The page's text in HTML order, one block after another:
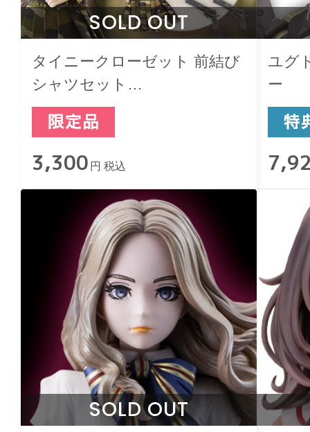
SOLD OUT
タイニークローゼット 前結び
シャツセット
Vol.2【Camouflage】
3,300 円 税込
ユグ
ー
SOLD OUT